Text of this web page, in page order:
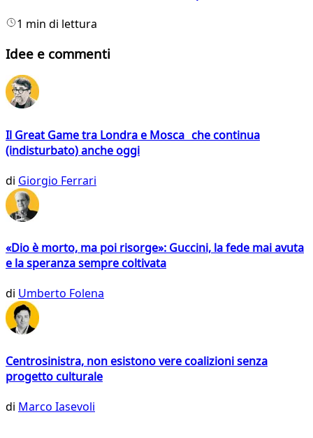
1 min di lettura
Idee e commenti
Il Great Game tra Londra e Mosca che continua
(indisturbato) anche oggi
di Giorgio Ferrari
«Dio è morto, ma poi risorge»: Guccini, la fede mai avuta
e la speranza sempre coltivata
di Umberto Folena
Centrosinistra, non esistono vere coalizioni senza
progetto culturale
di Marco Iasevoli